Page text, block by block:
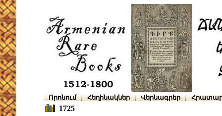
Որոնում Հեղինակներ Վերնագրեր
1725